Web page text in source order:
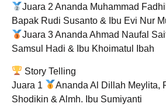
Juara 2 Ananda Muhammad
Bapak Rudi Susanto & Ibu Evi Nur
Juara 3 Ananda Ahmad Naufal
Samsul Hadi & Ibu Khoimatul Ibah
Story Telling
Juara 1
Ananda Al Dillah Meylita,
Shodikin & Almh. Ibu Sumiyanti